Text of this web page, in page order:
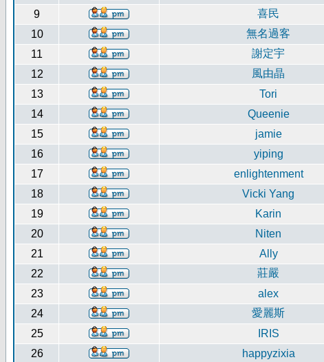
9
喜民
10
無名過客
11
謝定宇
12
風由晶
13
Tori
14
Queenie
15
jamie
16
yiping
17
enlightenment
18
Vicki Yang
19
Karin
20
Niten
21
Ally
22
莊嚴
23
alex
24
愛麗斯
25
IRIS
26
happyzixia